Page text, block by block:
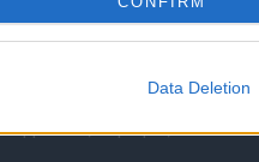
Data Deletion
Υπηρεσίες υποψηφίων
Καταχώρηση Online Βιογραφικού
Συμβουλές Καριέρας